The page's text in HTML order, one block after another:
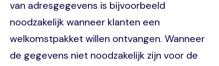
van adresgegevens is bijvoorbeeld
noodzakelijk wanneer klanten een
welkomstpakket willen ontvangen. Wanneer
de gegevens niet noodzakelijk zijn voor de